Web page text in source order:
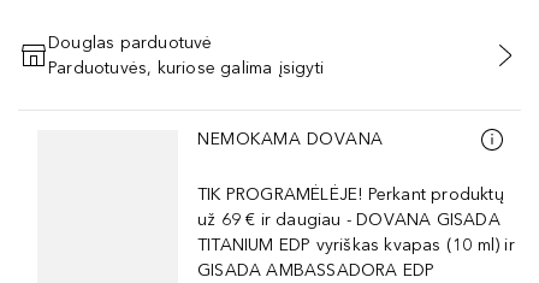
PRIDĖTI Į KREPŠELĮ
Douglas parduotuvė
Parduotuvės, kuriose galima įsigyti
Praleisti slankiklį
NEMOKAMA DOVANA
TIK PROGRAMĖLĖJE! Perkant produktų
už 69 € ir daugiau - DOVANA GISADA
TITANIUM EDP vyriškas kvapas (10 ml) ir
GISADA AMBASSADORA EDP